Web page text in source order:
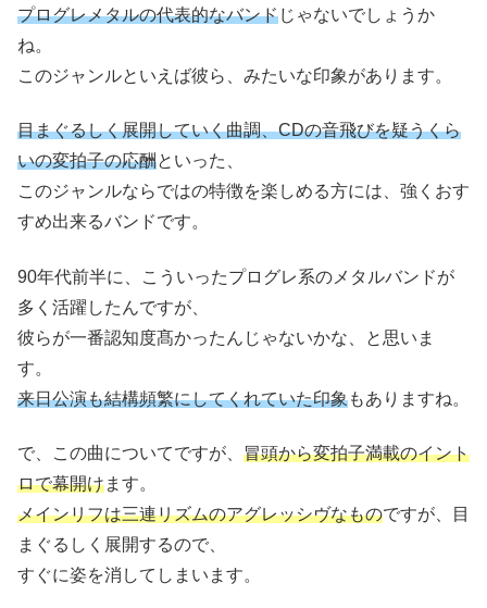
プログレメタルの代表的なバンドじゃないでしょうか
ね。
このジャンルといえば彼ら、みたいな印象があります。
目まぐるしく展開していく曲調、CDの音飛びを疑うくら
いの変拍子の応酬といった、
このジャンルならではの特徴を楽しめる方には、強くおす
すめ出来るバンドです。
90年代前半に、こういったプログレ系のメタルバンドが
多く活躍したんですが、
彼らが一番認知度髙かったんじゃないかな、と思いま
す。
来日公演も結構頻繁にしてくれていた印象もありますね。
で、この曲についてですが、 冒頭から変拍子満載のイント
ロで幕開けます。
メインリフは三連リズムのアグレッシヴなものですが、目
まぐるしく展開するので、
すぐに姿を消してしまいます。